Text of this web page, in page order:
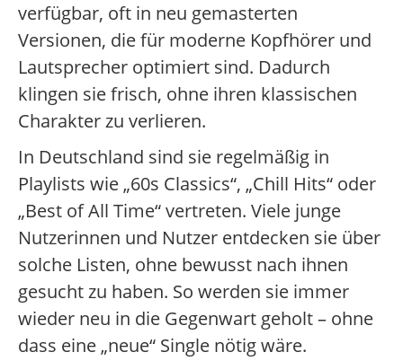
verfügbar, oft in neu gemasterten
Versionen, die für moderne Kopfhörer und
Lautsprecher optimiert sind. Dadurch
klingen sie frisch, ohne ihren klassischen
Charakter zu verlieren.
In Deutschland sind sie regelmäßig in
Playlists wie „60s Classics“, „Chill Hits“ oder
„Best of All Time“ vertreten. Viele junge
Nutzerinnen und Nutzer entdecken sie über
solche Listen, ohne bewusst nach ihnen
gesucht zu haben. So werden sie immer
wieder neu in die Gegenwart geholt – ohne
dass eine „neue“ Single nötig wäre.